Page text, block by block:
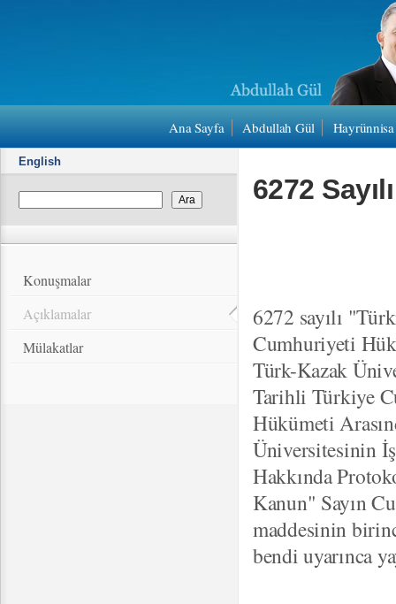
Ana Sayfa Abdullah Gül
English
Konuşmalar
Açıklamalar
Mülakatlar
6272
6272 sayılı
Cumhuriyeti
Türk-Kazak
Tarihli Türkiye
Hükümeti
Üniversitesinin
Hakkında
Kanun" Sayın
maddesinin
bendi uyarınca